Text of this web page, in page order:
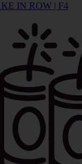
IN ROW | F4